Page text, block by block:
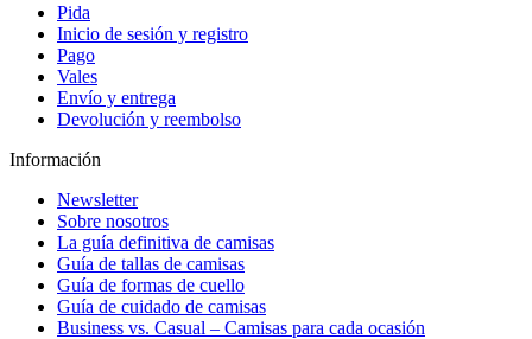
Pida
Inicio de sesión y registro
Pago
Vales
Envío y entrega
Devolución y reembolso
Información
Newsletter
Sobre nosotros
La guía definitiva de camisas
Guía de tallas de camisas
Guía de formas de cuello
Guía de cuidado de camisas
Business vs. Casual – Camisas para cada ocasión